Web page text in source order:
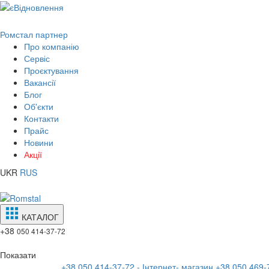
Ромстал партнер
Про компанію
Сервіс
Проєктування
Вакансії
Блог
Об'єкти
Контакти
Прайс
Новини
Акції
UKR RUS
КАТАЛОГ
+38 050 414-37-72
Показати
+38 050 414-37-72 - Інтернет- магазин +38 050